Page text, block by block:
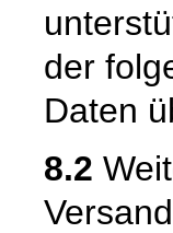
der
Daten
8.2